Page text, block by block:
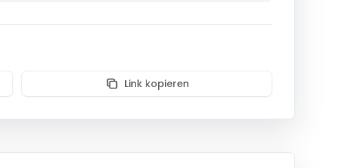
Link kopieren